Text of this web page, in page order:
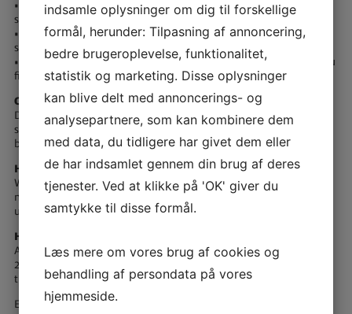
• Arbejde med din egen projektidé og bygge en kernefortælling op
som første skridt
• Vurdere en rigtig ansøgning og tage stilling til, om den skal have
støtte eller ej
• Lære mange forskellige fonde og puljer at kende – og hvordan du
finder dem
Om Dennis Hørmann
Dennis Hørmann har arbejdet professionelt med fundraising de
seneste 10 år. Han er forfatter til ”Håndbog i fundraising” og står
bag Danmarks største fundraising-portal, Fonde.dk.
Hvordan og hvornår foregår online-kurset?
Workshoppen afholdes over Zoom og finder sted tirsdag d. 3.
november kl. 15:00 – 19:00. Der vil være både online
undervisning og -gruppearbejde.
Hvem kan deltage?
Alle medlemmer af Netværket Kulturstrømmen. Der er plads til
20 personer på holdet, og tilmelding til kurset foregår ud fra først-
til-mølle-princippet.
Er du tilmeldt, og har du alligevel ikke mulighed for at deltage, vil
indsamle oplysninger om dig til forskellige
formål, herunder: Tilpasning af annoncering,
bedre brugeroplevelse, funktionalitet,
statistik og marketing. Disse oplysninger
kan blive delt med annoncerings- og
analysepartnere, som kan kombinere dem
med data, du tidligere har givet dem eller
de har indsamlet gennem din brug af deres
tjenester. Ved at klikke på 'OK' giver du
samtykke til disse formål.
Læs mere om vores brug af cookies og
behandling af persondata på vores
hjemmeside.